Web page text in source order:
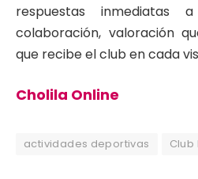
respuestas inmediatas
colaboración, valoración
que recibe el club en cada
Cholila Online
actividades deportivas Club